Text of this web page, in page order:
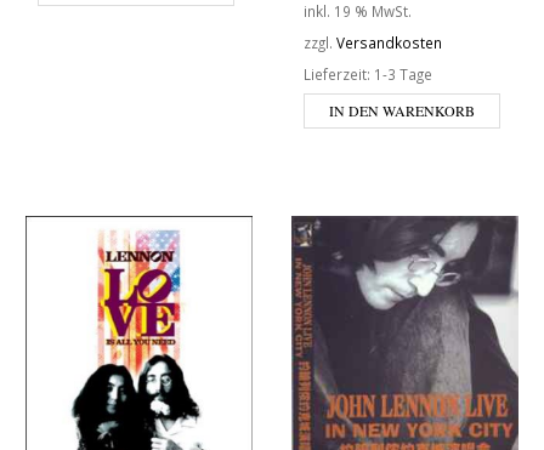
inkl. 19 % MwSt.
zzgl. Versandkosten
Lieferzeit: 1-3 Tage
IN DEN WARENKORB